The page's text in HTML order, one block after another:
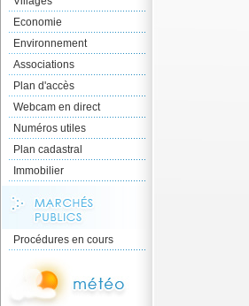
Economie
Environnement
Associations
Plan d'accès
Webcam en direct
Numéros utiles
Plan cadastral
Immobilier
Procédures en cours